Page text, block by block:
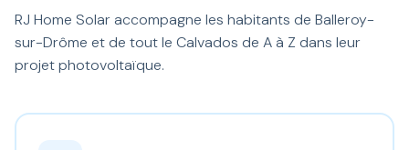
RJ Home Solar accompagne les habitants de Balleroy-
sur-Drôme et de tout le Calvados de A à Z dans leur
projet photovoltaïque.